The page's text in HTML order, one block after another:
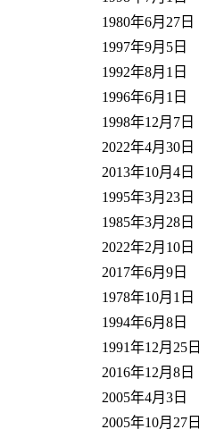
1980年6月27日
1997年9月5日
1992年8月1日
1996年6月1日
1998年12月7日
2022年4月30日
2013年10月4日
1995年3月23日
1985年3月28日
2022年2月10日
2017年6月9日
1978年10月1日
1994年6月8日
1991年12月25日
2016年12月8日
2005年4月3日
2005年10月27日